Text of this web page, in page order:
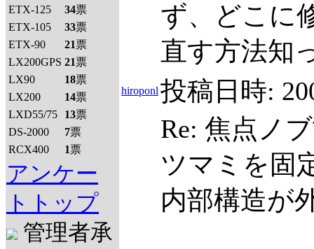
ETX-125
34票
ETX-105
33票
ETX-90
21票
LX200GPS 21票
LX90
18票
LX200
14票
LXD55/75
13票
DS-2000
7票
RCX400
1票
アンケー
トトップ
管理者承
ず、どこに
直す方法知
hiroponl 投稿日時:
Re: 焦点ノ
ツマミを固
内部構造が